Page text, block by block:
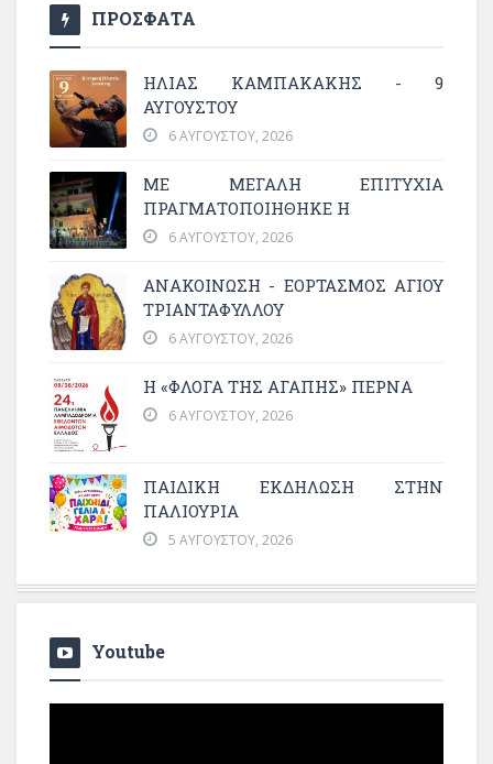
ΠΡΟΣΦΑΤΑ
ΗΛΙΑΣ ΚΑΜΠΑΚΑΚΗΣ - 9
ΑΥΓΟΥΣΤΟΥ
6 ΑΥΓΟΎΣΤΟΥ, 2026
ΜΕ ΜΕΓΆΛΗ ΕΠΙΤΥΧΊΑ
ΠΡΑΓΜΑΤΟΠΟΙΉΘΗΚΕ Η
6 ΑΥΓΟΎΣΤΟΥ, 2026
ΑΝΑΚΟΙΝΩΣΗ - ΕΟΡΤΑΣΜΟΣ ΑΓΙΟΥ
ΤΡΙΑΝΤΑΦΥΛΛΟΥ
6 ΑΥΓΟΎΣΤΟΥ, 2026
Η «ΦΛΌΓΑ ΤΗΣ ΑΓΆΠΗΣ» ΠΕΡΝΆ
6 ΑΥΓΟΎΣΤΟΥ, 2026
ΠΑΙΔΙΚΗ ΕΚΔΗΛΩΣΗ ΣΤΗΝ
ΠΑΛΙΟΥΡΙΑ
5 ΑΥΓΟΎΣΤΟΥ, 2026
Youtube